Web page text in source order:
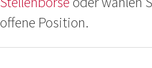
offene Position.